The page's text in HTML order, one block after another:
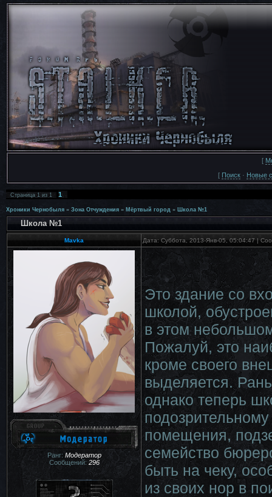
[
[ Поиск · Новые
Страница1из1 1
Хроники Чернобыля » Зона Отчуждения » Мёртвый город » Школа №1
Школа №1
Mavka Дата: Суббота, 2013-Янв-05, 05:04:47 |
Ранг: Модератор
Сообщений:296
Это здание со
школой,
в этом
Пожалуй, это
кроме своего
выделяется.
однако теперь
помещения,
семейство
быть на чеку,
из своих нор в